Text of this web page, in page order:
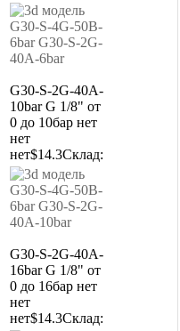
G30-S-2G-40A-
10barG 1/8" от
0 до 10бар нет
нет
нет$14.3Склад:
G30-S-2G-40A-
16barG 1/8" от
0 до 16бар нет
нет
нет$14.3Склад: